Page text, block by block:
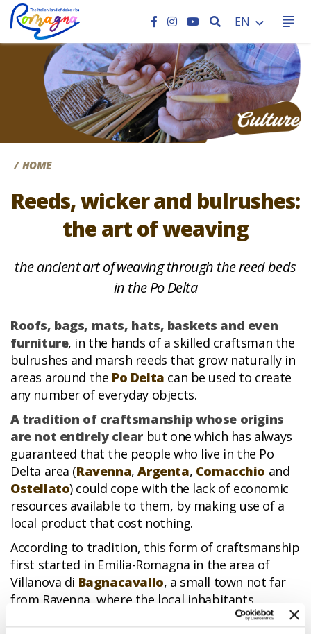
SEARCH
EN
CC
HOME
Reeds, wicker and bulrushes:
the art of weaving
the ancient art of weaving through the reed beds
in the Po Delta
Roofs, bags, mats, hats, baskets and even
furniture, in the hands of a skilled craftsman the
bulrushes and marsh reeds that grow naturally in
areas around the Po Delta can be used to create
any number of everyday objects.
A tradition of craftsmanship whose origins
are not entirely clearbut one which has always
guaranteed that the people who live in the Po
Delta area (Ravenna,Argenta, Comacchio and
Ostellato) could cope with the lack of economic
resources available to them, by making use of a
local product that cost nothing.
According to tradition, this form of craftsmanship
first started in Emilia-Romagna in the area of
Villanova di Bagnacavallo, a small town not far
from Ravenna, where the local inhabitants
developed great skill over the centuries in the art